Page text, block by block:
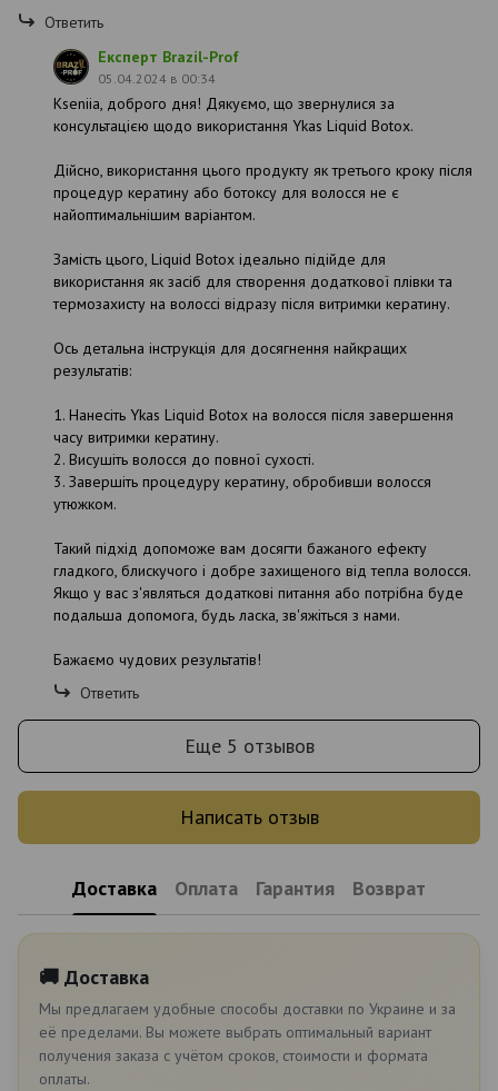
Ответить
Експерт Brazil-Prof
05.04.2024 в 00:34
Kseniia, доброго дня! Дякуємо, що звернулися за
консультацією щодо використання Ykas Liquid Botox.
Дійсно, використання цього продукту як третього кроку після
процедур кератину або ботоксу для волосся не є
найоптимальнішим варіантом.
Замість цього, Liquid Botox ідеально підійде для
використання як засіб для створення додаткової плівки та
термозахисту на волоссі відразу після витримки кератину.
Ось детальна інструкція для досягнення найкращих
результатів:
1. Нанесіть Ykas Liquid Botox на волосся після завершення
часу витримки кератину.
2. Висушіть волосся до повної сухості.
3. Завершіть процедуру кератину, обробивши волосся
утюжком.
Такий підхід допоможе вам досягти бажаного ефекту
гладкого, блискучого і добре захищеного від тепла волосся.
Якщо у вас з'являться додаткові питання або потрібна буде
подальша допомога, будь ласка, зв'яжіться з нами.
Бажаємо чудових результатів!
Ответить
Еще 5 отзывов
Написать отзыв
Доставка Оплата Гарантия Возврат
🚚 Доставка
Мы предлагаем удобные способы доставки по Украине и за
её пределами. Вы можете выбрать оптимальный вариант
получения заказа с учётом сроков, стоимости и формата
оплаты.